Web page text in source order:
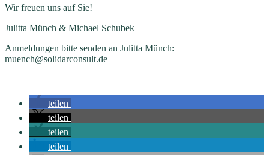
Wir freuen uns auf Sie!
Julitta Münch & Michael Schubek
Anmeldungen bitte senden an Julitta Münch:
muench@solidarconsult.de
teilen
teilen
teilen
teilen